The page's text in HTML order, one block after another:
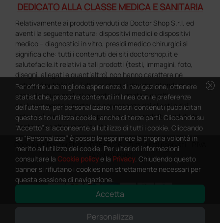
DEDICATO ALLA CLASSE MEDICA E SANITARIA
Relativamente ai prodotti venduti da Doctor Shop S.r.l. ed
aventi la seguente natura: dispositivi medici e dispositivi
medico – diagnostici in vitro, presidi medico chirurgici si
significa che: tutti i contenuti dei siti doctorshop.it e
salutefacile.it relativi a tali prodotti (testi, immagini, foto,
disegni, allegati e quant’altro) non hanno carattere né
natura di pubblicità. Tutti i contenuti devono intendersi e
sono di natura esclusivamente informativa e volti
esclusivamente a portare a conoscenza dei clienti e dei
potenziali clienti in fase di preacquisto i prodotti venduti da
Doctorshop attraverso la rete.
Copyright DoctorShop 2005-2026 - Tutti diritti riservati - P.IVA
04760660961
This site is protected by reCAPTCHA and the Google
cancel
Per offrire una migliore esperienza di navigazione, ottenere
statistiche, proporre contenuti in linea con le preferenze
dell'utente, per personalizzare i nostri contenuti pubblicitari
questo sito utilizza cookie, anche di terze parti. Cliccando su
“Accetto” si acconsente all'utilizzo di tutti i cookie. Cliccando
su “Personalizza” è possibile esprimere la propria volontà in
merito all'utilizzo dei cookie. Per ulteriori informazioni
consultare la Cookie policye la Privacy. Chiudendo questo
banner si rifiutano i cookies non strettamente necessari per
questa sessione di navigazione.
Accetta
Personalizza